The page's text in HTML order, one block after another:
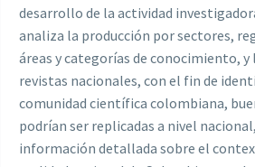
desarrollo de la actividad
analiza la producción por sectores,
áreas y categorías de conocimiento, y
revistas nacionales, con el fin de
comunidad científica colombiana,
podrían ser replicadas a nivel
información detallada sobre el